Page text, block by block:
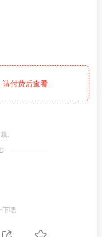
付费后查看
。
下吧